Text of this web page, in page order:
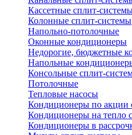
Кассетные сплит-
Колонные сплит-системы
Напольно-потолочные
Оконные кондиционеры
Недорогие, бюджетные
Напольные
Консольные сплит-
Потолочные
Тепловые насосы
Кондиционеры по акции
Кондиционеры на тепло
Кондиционеры в